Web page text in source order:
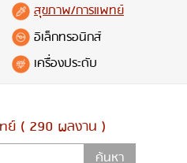
สุขภาพ/การแพทย์
อิเล็กทรอนิกส์
เครื่องประดับ
ย์ ( 290 ผลงาน )